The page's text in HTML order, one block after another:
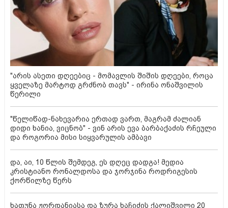
"არის ასეთი დღეებიც - მომავლის შიშის დღეები, როცა
ყველაზე მარტოდ გრძნობ თავს" - ირინა ონაშვილის
წერილი
"წელიწად-ნახევარია ერთად ვართ, მაგრამ ძალიან
დიდი ხანია, ვიცნობ" - ვინ არის ევა ბარბაქაძის რჩეული
და როგორია მისი სიყვარულის ამბავი
და, აი, 10 წლის შემდეგ, ეს დღეც დადგა! მედია
კრისტიანო რონალდოსა და ჯორჯინა როდრიგესის
ქორწილზე წერს
ხათუნა ჟორდანიასა და ზურა ხაჩიძის ქალიშვილი 20